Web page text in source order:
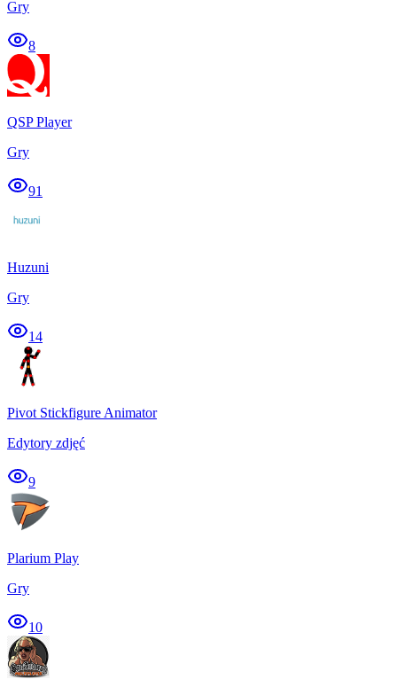
Gry
8
QSP Player
Gry
91
Huzuni
Gry
14
Pivot Stickfigure Animator
Edytory zdjęć
9
Plarium Play
Gry
10